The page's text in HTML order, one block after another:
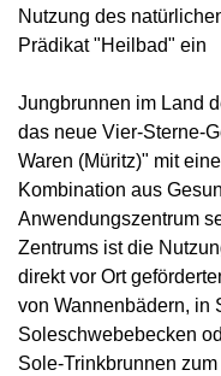
Nutzung des
Prädikat "Heilbad" ein
Jungbrunnen im Land
das neue Vier-Sterne-
Waren (Müritz)" mit
Kombination aus
Anwendungszentrum
Zentrums ist die
direkt vor Ort
von Wannenbädern, in
Soleschwebebecken
Sole-Trinkbrunnen